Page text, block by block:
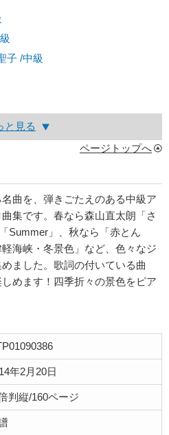
子 /中級
と見る
ページトップへ
曲を、弾きごたえのある中級ア
集です。春なら森山直太朗「さ
Summer」、秋なら「赤とん
海峡・冬景色」など、色々なジ
ました。歌詞の付いている曲
めます！四季折々の景色をピア
年2月20日
判縦/160ページ